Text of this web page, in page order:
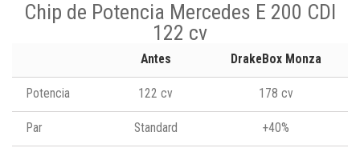
Chip de Potencia Mercedes E 200 CDI
122 cv
Antes DrakeBox Monza
Potencia 122 cv 178 cv
Par Standard +40%